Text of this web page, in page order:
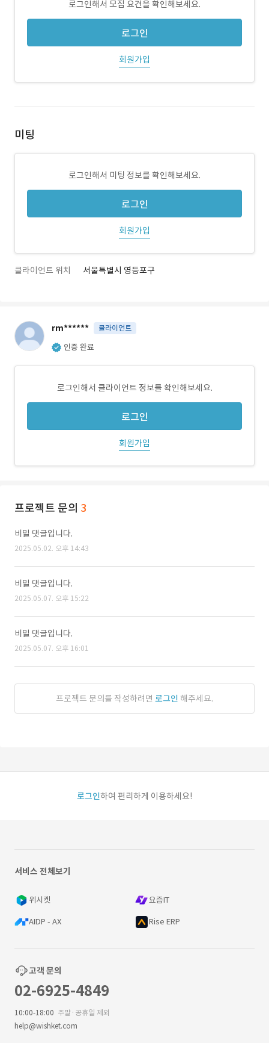
로그인해서 모집 요건을 확인해보세요.
로그인
회원가입
미팅
로그인해서 미팅 정보를 확인해보세요.
로그인
회원가입
클라이언트 위치 서울특별시 영등포구
rm****** 클라이언트
인증 완료
로그인해서 클라이언트 정보를 확인해보세요.
로그인
회원가입
프로젝트 문의 3
비밀 댓글입니다.
2025.05.02. 오후 14:43
비밀 댓글입니다.
2025.05.07. 오후 15:22
비밀 댓글입니다.
2025.05.07. 오후 16:01
프로젝트 문의를 작성하려면 로그인 해주세요.
로그인하여 편리하게 이용하세요!
서비스 전체보기
위시켓 요즘IT
AIDP - AX Rise ERP
고객 문의
02-6925-4849
10:00-18:00 주말·공휴일 제외
help@wishket.com